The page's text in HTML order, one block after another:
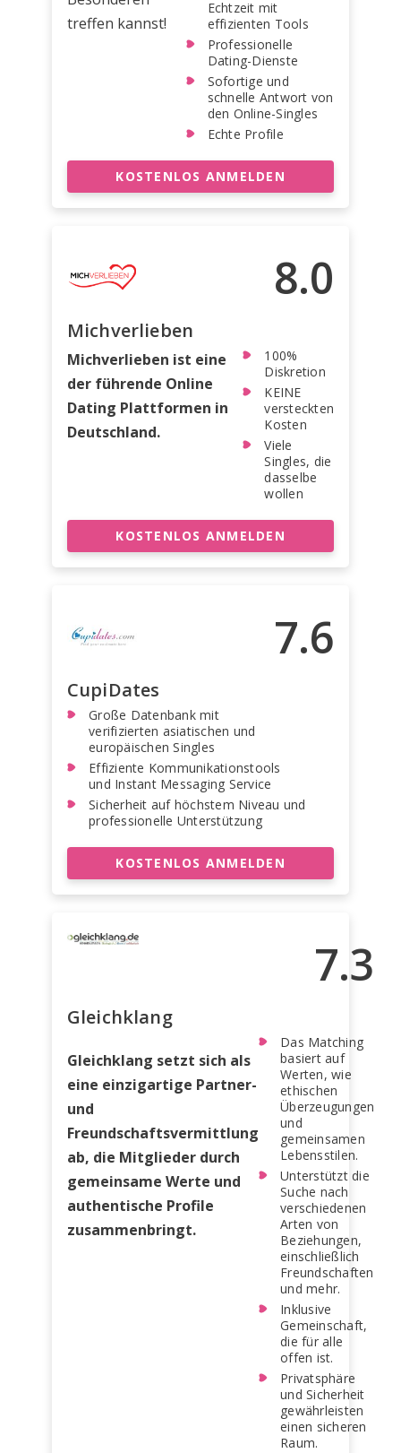
treffen kannst!
Echtzeit mit
effizienten Tools
Professionelle
Dating-Dienste
Sofortige und
schnelle Antwort von
den Online-Singles
Echte Profile
KOSTENLOS ANMELDEN
8.0
Michverlieben
Michverlieben ist eine
der führende Online
Dating Plattformen in
Deutschland.
100%
Diskretion
KEINE
versteckten
Kosten
Viele
Singles, die
dasselbe
wollen
KOSTENLOS ANMELDEN
7.6
CupiDates
Große Datenbank mit
verifizierten asiatischen und
europäischen Singles
Effiziente Kommunikationstools
und Instant Messaging Service
Sicherheit auf höchstem Niveau und
professionelle Unterstützung
KOSTENLOS ANMELDEN
7.3
Gleichklang
Gleichklang setzt sich als
eine einzigartige Partner-
und
Freundschaftsvermittlung
ab, die Mitglieder durch
gemeinsame Werte und
authentische Profile
zusammenbringt.
Das Matching
basiert auf
Werten, wie
ethischen
Überzeugungen
und
gemeinsamen
Lebensstilen.
Unterstützt die
Suche nach
verschiedenen
Arten von
Beziehungen,
einschließlich
Freundschaften
und mehr.
Inklusive
Gemeinschaft,
die für alle
offen ist.
Privatsphäre
und Sicherheit
gewährleisten
einen sicheren
Raum.